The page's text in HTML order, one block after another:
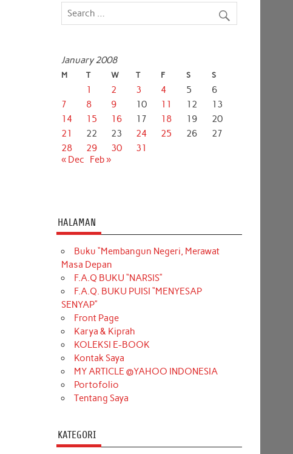
January 2008
M T W T F S S
1 2 3 4 5
6
7
8 9 10 11 12
13
14
15 16 17 18 19
20
21
22 23 24 25 26
27
28
29 30
31
« Dec
Feb »
HALAMAN
Buku “Membangun Negeri, Merawat
Masa Depan
F.A.Q BUKU “NARSIS”
F.A.Q. BUKU PUISI “MENYESAP
SENYAP”
Front Page
Karya & Kiprah
KOLEKSI E-BOOK
Kontak Saya
MY ARTICLE @YAHOO INDONESIA
Portofolio
Tentang Saya
KATEGORI